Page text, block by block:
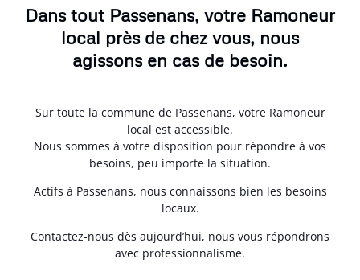
Dans tout Passenans, votre Ramoneur
local près de chez vous, nous
agissons en cas de besoin.
Sur toute la commune de Passenans, votre Ramoneur
local est accessible.
Nous sommes à votre disposition pour répondre à vos
besoins, peu importe la situation.
Actifs à Passenans, nous connaissons bien les besoins
locaux.
Contactez-nous dès aujourd’hui, nous vous répondrons
avec professionnalisme.